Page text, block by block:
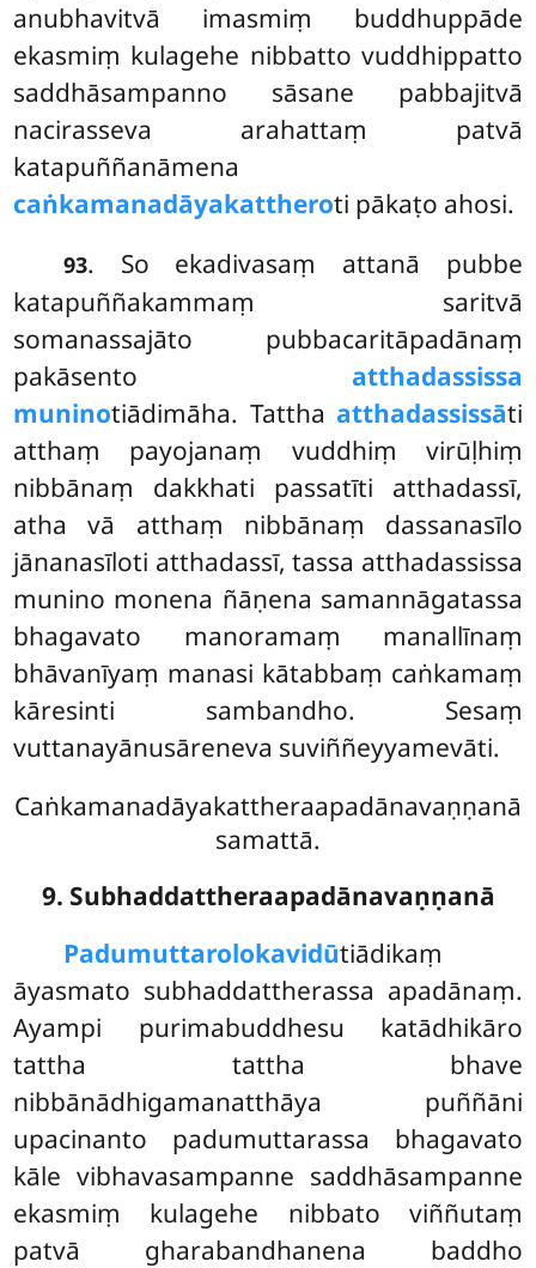
anubhavitvā imasmiṃ buddhuppāde
ekasmiṃ kulagehe nibbatto vuddhippatto
saddhāsampanno sāsane pabbajitvā
nacirasseva arahattaṃ patvā
katapuññanāmena
caṅkamanadāyakattheroti pākaṭo ahosi.
93. So ekadivasaṃ attanā pubbe
katapuññakammaṃ saritvā
somanassajāto pubbacaritāpadānaṃ
pakāsento atthadassissa
muninotiādimāha. Tattha atthadassissāti
atthaṃ payojanaṃ vuddhiṃ virūḷhiṃ
nibbānaṃ dakkhati passatīti atthadassī,
atha vā atthaṃ nibbānaṃ dassanasīlo
jānanasīloti atthadassī, tassa atthadassissa
munino monena ñāṇena samannāgatassa
bhagavato manoramaṃ manallīnaṃ
bhāvanīyaṃ manasi kātabbaṃ caṅkamaṃ
kāresinti sambandho. Sesaṃ
vuttanayānusāreneva suviññeyyamevāti.
Caṅkamanadāyakattheraapadānavaṇṇanā
samattā.
9. Subhaddattheraapadānavaṇṇanā
Padumuttarolokavidūtiādikaṃ
āyasmato subhaddattherassa apadānaṃ.
Ayampi purimabuddhesu katādhikāro
tattha tattha bhave
nibbānādhigamanatthāya puññāni
upacinanto padumuttarassa bhagavato
kāle vibhavasampanne saddhāsampanne
ekasmiṃ kulagehe nibbato viññutaṃ
patvā gharabandhanena baddho